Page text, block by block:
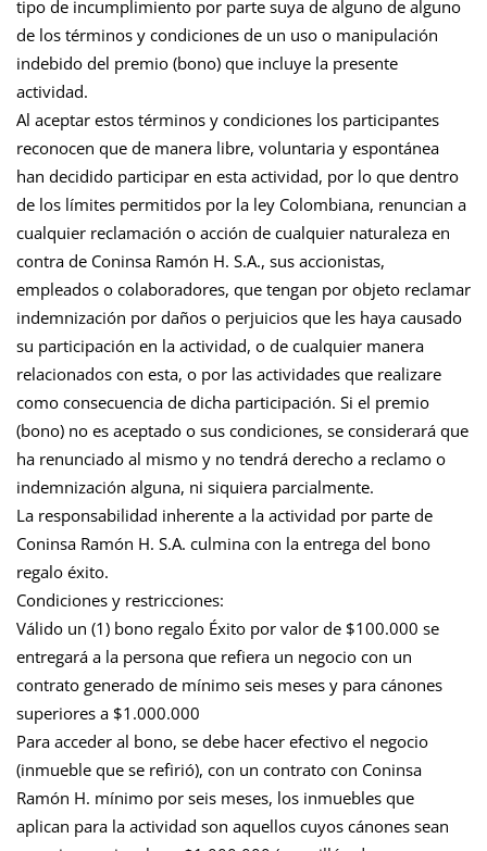
tipo de incumplimiento por parte suya de alguno de alguno
de los términos y condiciones de un uso o manipulación
indebido del premio (bono) que incluye la presente
actividad.
Al aceptar estos términos y condiciones los participantes
reconocen que de manera libre, voluntaria y espontánea
han decidido participar en esta actividad, por lo que dentro
de los límites permitidos por la ley Colombiana, renuncian a
cualquier reclamación o acción de cualquier naturaleza en
contra de Coninsa Ramón H. S.A., sus accionistas,
empleados o colaboradores, que tengan por objeto reclamar
indemnización por daños o perjuicios que les haya causado
su participación en la actividad, o de cualquier manera
relacionados con esta, o por las actividades que realizare
como consecuencia de dicha participación. Si el premio
(bono) no es aceptado o sus condiciones, se considerará que
ha renunciado al mismo y no tendrá derecho a reclamo o
indemnización alguna, ni siquiera parcialmente.
La responsabilidad inherente a la actividad por parte de
Coninsa Ramón H. S.A. culmina con la entrega del bono
regalo éxito.
Condiciones y restricciones:
Válido un (1) bono regalo Éxito por valor de $100.000 se
entregará a la persona que refiera un negocio con un
contrato generado de mínimo seis meses y para cánones
superiores a $1.000.000
Para acceder al bono, se debe hacer efectivo el negocio
(inmueble que se refirió), con un contrato con Coninsa
Ramón H. mínimo por seis meses, los inmuebles que
aplican para la actividad son aquellos cuyos cánones sean